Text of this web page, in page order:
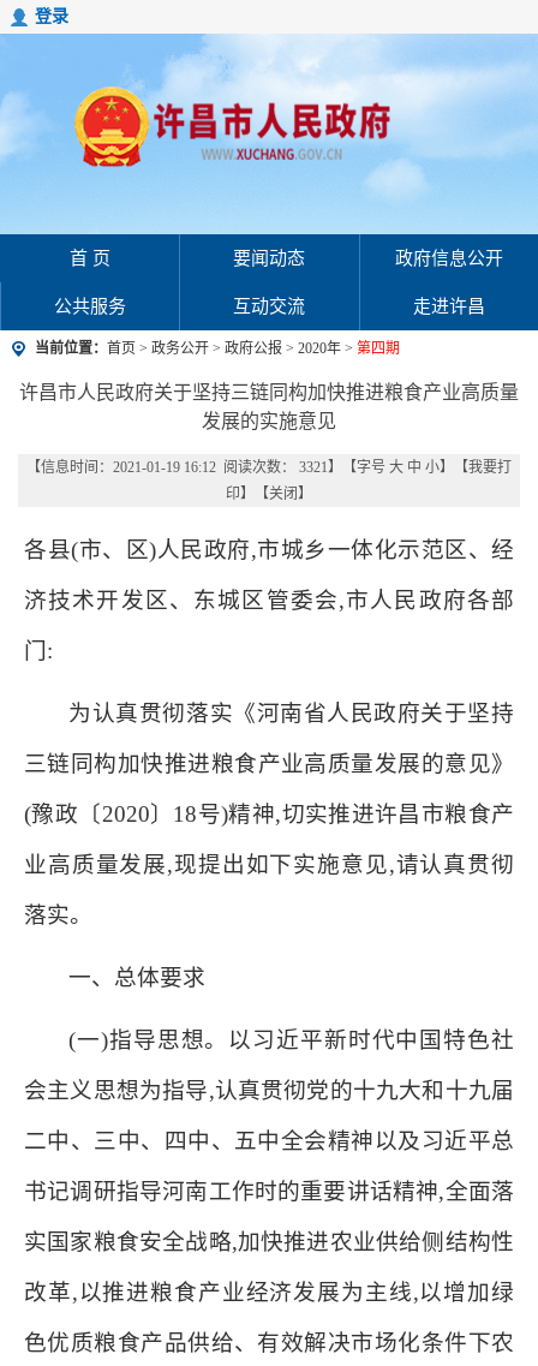
登录
首 页 要闻动态 政府信息公开
公共服务 互动交流 走进许昌
当前位置： 首页 > 政务公开 > 政府公报 > 2020年 > 第四期
许昌市人民政府关于坚持三链同构加快推进粮食产业高质量
发展的实施意见
【信息时间：2021-01-19 16:12 阅读次数： 3321】【字号 大 中 小】【我要打
印】【关闭 】
各县(市、区)人民政府,市城乡一体化示范区、经
济技术开发 区、东城区管委会,市人民政府各部
门:
为认真贯彻落实《河南省人民政府关于坚持
三链同构加快推进粮食产业高质量发展的意见》
(豫政〔2020〕18号)精神,切实推进许昌市粮食产
业高质量发展,现提出如下实施意见,请认 真贯彻
落实。
一、总体要求
(一)指导思想。以习近平新时代中国特色社
会主义思想为指导,认真贯彻党的十九大和十九届
二中、三中、四中、五中全会精神以及习近平总
书记调研指导河南工作时的重要讲话精神,全面落
实国家粮食安全战略,加快推进农业供给侧结构性
改革,以推进粮食产业经济发展为主线,以增加绿
色优质粮食产品供给、有效解决市场化条件下农